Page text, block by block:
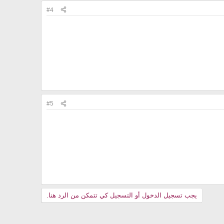
#4
#5
يجب تسجيل الدخول أو التسجيل كي تتمكن من الرد هنا.